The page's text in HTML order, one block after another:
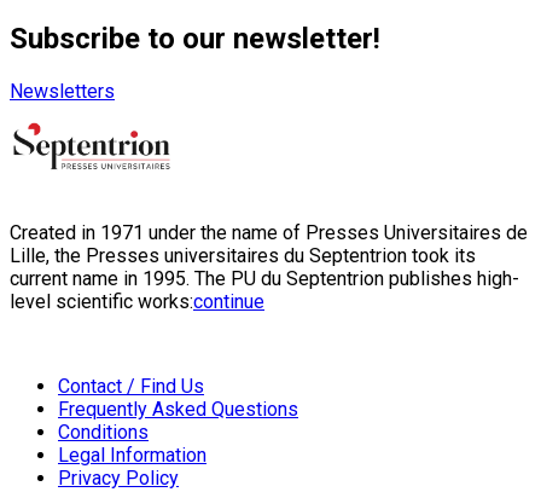
Subscribe to our newsletter!
Newsletters
Created in 1971 under the name of Presses Universitaires de
Lille, the Presses universitaires du Septentrion took its
current name in 1995. The PU du Septentrion publishes high-
level scientific works:continue
Contact / Find Us
Frequently Asked Questions
Conditions
Legal Information
Privacy Policy